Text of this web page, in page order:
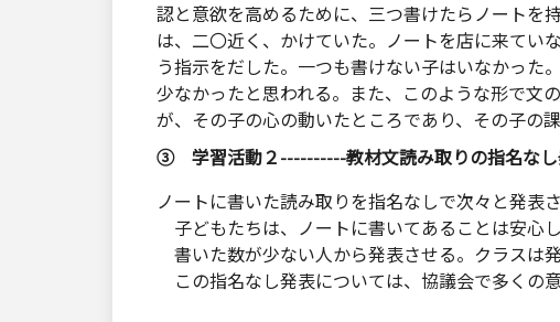
認と意欲を高めるために、三つ書けたらノートを
は、二〇近く、かけていた。ノートを店に来てい
う指示をだした。一つも書けない子はいなかった
少なかったと思われる。また、このような形で文
が、その子の心の動いたところであり、その子の課
③ 学習活動２----------教材文読み取りの指名なし
ノートに書いた読み取りを指名なしで次々と発表さ
子どもたちは、ノートに書いてあることは安心し
書いた数が少ない人から発表させる。クラスは
この指名なし発表については、協議会で多くの意